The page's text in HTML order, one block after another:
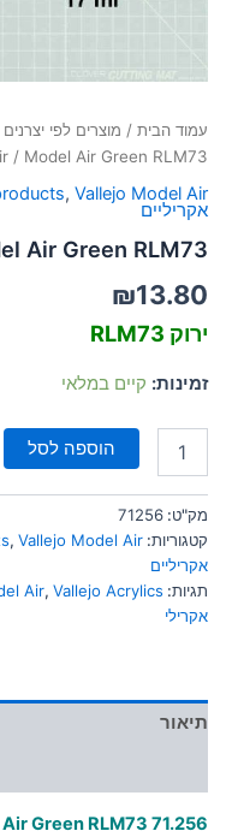
עמוד הבית / מוצרים לפי יצרנים
/ Model Air Green RLM73
, Vallejo Model Air
אקריליים
Air Green RLM73
₪13.80
ירוק RLM73
זמינות: קיים במלאי
הוספה לסל
מק"ט: 71256
קטגוריות:
, Vallejo Model Air
אקריליים
תגיות:
Air, Vallejo Acrylics
אקרילי
תיאור
Green RLM73 71.256